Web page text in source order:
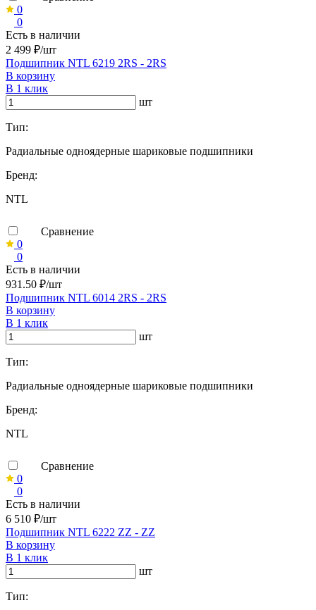
0
0
Есть в наличии
2 499 ₽/шт
Подшипник NTL 6219 2RS - 2RS
В корзину
В 1 клик
шт
Тип:
Радиальные одноядерные шариковые подшипники
Бренд:
NTL
Сравнение
0
0
Есть в наличии
931.50 ₽/шт
Подшипник NTL 6014 2RS - 2RS
В корзину
В 1 клик
шт
Тип:
Радиальные одноядерные шариковые подшипники
Бренд:
NTL
Сравнение
0
0
Есть в наличии
6 510 ₽/шт
Подшипник NTL 6222 ZZ - ZZ
В корзину
В 1 клик
шт
Тип: